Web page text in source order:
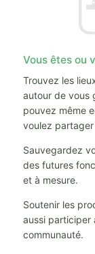
Vous êtes ou
Trouvez les
autour de vous
pouvez même
voulez
Sauvegardez
des futures
et à mesure.
Soutenir les
aussi participer
communauté.